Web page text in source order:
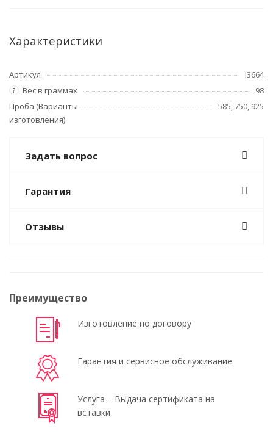
Характеристики
Артикул i3664
? Вес в граммах
98
Проба (Варианты
изготовления)
585, 750, 925
Задать вопрос
Гарантия
Отзывы
Преимущество
Изготовление по договору
Гарантия и сервисное обслуживание
Услуга – Выдача сертификата на
вставки